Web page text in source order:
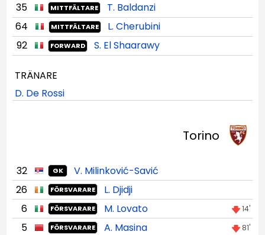
35
MITTFÄLTARE
T. Baldanzi
64
MITTFÄLTARE
L. Cherubini
92
FORWARD S. El Shaarawy
TRÄNARE
D. De Rossi
Torino
32 GK
V. Milinković-Savić
26
FÖRSVARARE
L. Djidji
6
FÖRSVARARE M. Lovato 14'
5 FÖRSVARARE A. Masina 81'